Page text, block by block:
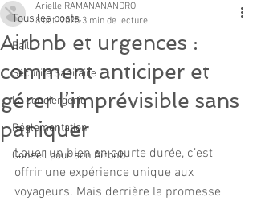
Tous les posts
Bail
Sécurité Sanitaire
La conciergerie
Réglementation
Conseil pour son Airbnb
Airbnb et urgences :
comment anticiper et
gérer l’imprévisible sans
paniquer
Arielle RAMANANANDRO
8 oct. 2025 3 min de lecture
Louer un bien en courte durée, c’est
offrir une expérience unique aux
voyageurs. Mais derrière la promesse